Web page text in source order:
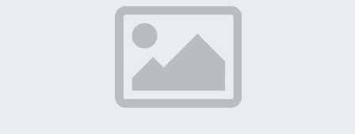
LADY QUEENS DE SÃO PAULO